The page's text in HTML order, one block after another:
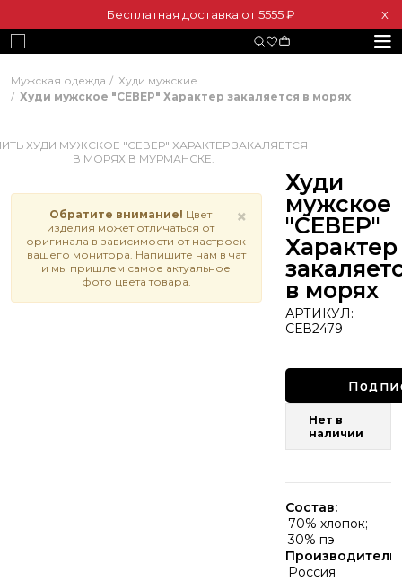
Бесплатная доставка от 5555 ₽ Х
Мужская одежда
Худи мужские
Худи мужское "СЕВЕР" Характер закаляется в морях
×
Обратите внимание! Цвет
изделия может отличаться от
оригинала в зависимости от настроек
вашего монитора. Напишите нам в чат
и мы пришлем самое актуальное
фото цвета товара.
Худи
мужское
"СЕВЕР"
Характер
в морях
АРТИКУЛ:
СЕВ2479
Нет в
наличии
Состав:
70% хлопок;
30% пэ
Производитель:
Россия